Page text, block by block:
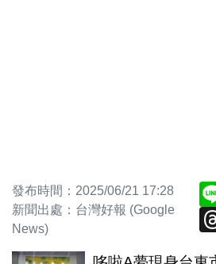
發布時間：2025/06/21 17:28
新聞出處：台灣好報 (Google
News)